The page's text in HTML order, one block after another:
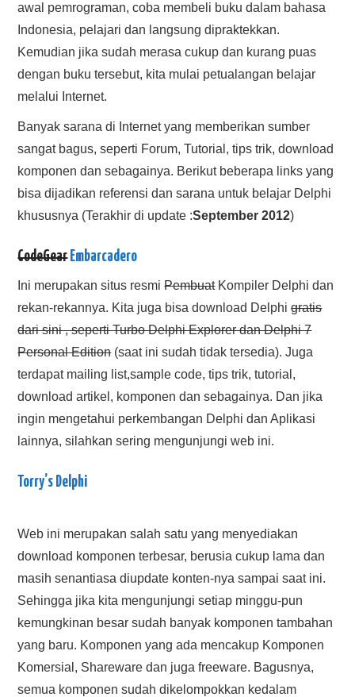
awal pemrograman, coba membeli buku dalam bahasa
Indonesia, pelajari dan langsung dipraktekkan.
Kemudian jika sudah merasa cukup dan kurang puas
dengan buku tersebut, kita mulai petualangan belajar
melalui Internet.
Banyak sarana di Internet yang memberikan sumber
sangat bagus, seperti Forum, Tutorial, tips trik, download
komponen dan sebagainya. Berikut beberapa links yang
bisa dijadikan referensi dan sarana untuk belajar Delphi
khususnya (Terakhir di update :September 2012)
CodeGear Embarcadero
Ini merupakan situs resmiPembuatKompiler Delphi dan
rekan-rekannya. Kita juga bisa download Delphigratis
dari sini , seperti Turbo Delphi Explorer dan Delphi 7
Personal Edition(saat ini sudah tidak tersedia). Juga
terdapat mailing list,sample code, tips trik, tutorial,
download artikel, komponen dan sebagainya. Dan jika
ingin mengetahui perkembangan Delphi dan Aplikasi
lainnya, silahkan sering mengunjungi web ini.
Torry’s Delphi
Web ini merupakan salah satu yang menyediakan
download komponen terbesar, berusia cukup lama dan
masih senantiasa diupdate konten-nya sampai saat ini.
Sehingga jika kita mengunjungi setiap minggu-pun
kemungkinan besar sudah banyak komponen tambahan
yang baru. Komponen yang ada mencakup Komponen
Komersial, Shareware dan juga freeware. Bagusnya,
semua komponen sudah dikelompokkan kedalam